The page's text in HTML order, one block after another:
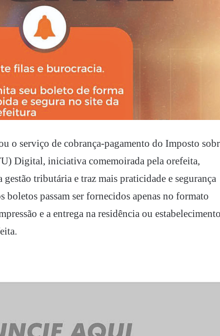
o serviço de cobrança-pagamento do Imposto
Digital, iniciativa comemoirada pela orefeita,
tributária e traz mais praticidade e segurança
boletos passam ser fornecidos apenas no formato
e a entrega na residência ou estabelecimento